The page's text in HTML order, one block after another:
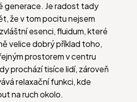
generace. Je radost tady
že v tom pocitu nejsem
esenci, fluidum, které
velice dobrý příklad toho,
prostorem v centru
prochází tisíce lidí, zároveň
relaxační funkci, kde
na ruch okolo.